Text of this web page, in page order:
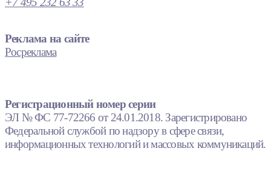
Реклама на сайте
Росреклама
Регистрационный номер серии
ЭЛ № ФС 77-72266 от 24.01.2018. Зарегистрировано
Федеральной службой по надзору в сфере связи,
информационных технологий и массовых коммуникаций.